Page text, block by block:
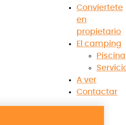
Conviertete
en
propietario
El camping
Piscina
A ver
Contactar
Ver las fotos